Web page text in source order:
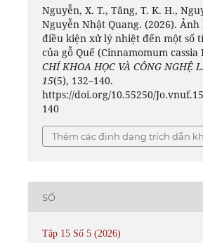
Nguyễn, X. T., Tăng, T. K. H.,
Nguyễn Nhật Quang. (2026).
điều kiện xử lý nhiệt đến một số
của gỗ Quế (Cinnamomum cassia
CHÍ KHOA HỌC VÀ CÔNG NGHỆ
15(5), 132–140.
https://doi.org/10.55250/
140
Thêm các định dạng trích dẫn
SỐ
Tập 15 Số 5 (2026)